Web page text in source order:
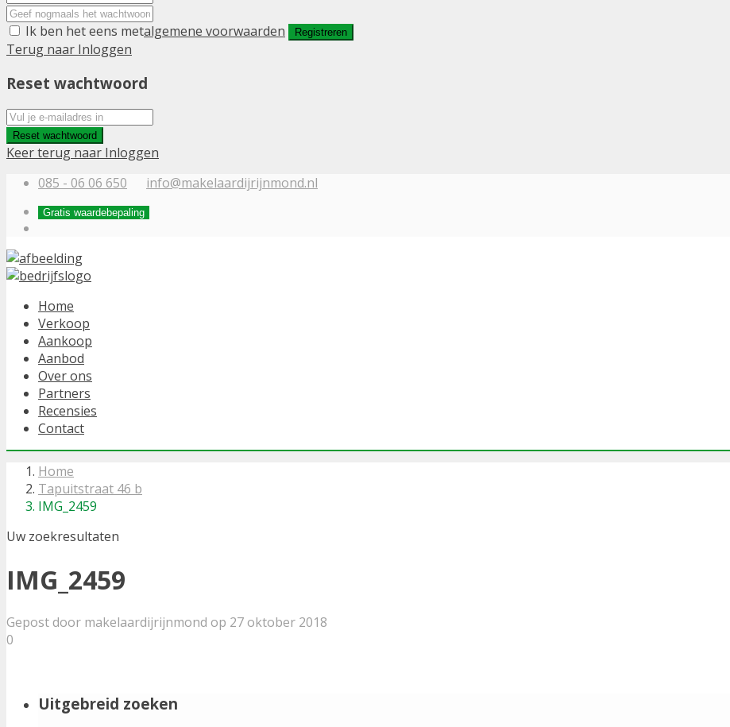
Ik ben het eens metalgemene voorwaarden Registreren
Terug naar Inloggen
Reset wachtwoord
Reset wachtwoord
Keer terug naar Inloggen
085 - 06 06 650
info@makelaardijrijnmond.nl
Gratis waardebepaling
Home
Verkoop
Aankoop
Aanbod
Over ons
Partners
Recensies
Contact
Home
Tapuitstraat 46 b
IMG_2459
Uw zoekresultaten
IMG_2459
Gepost door makelaardijrijnmond op 27 oktober 2018
0
Uitgebreid zoeken